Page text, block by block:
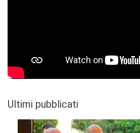
Ultimi pubblicati